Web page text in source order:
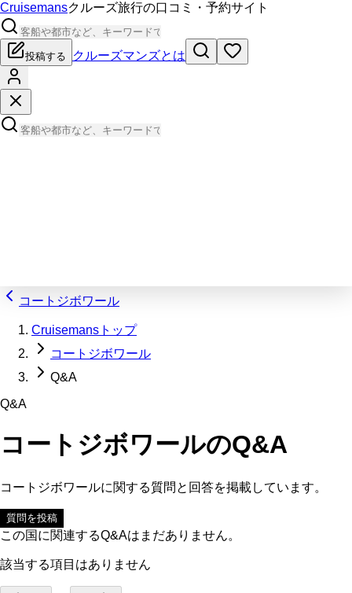
Cruisemansクルーズ旅行の口コミ・予約サイト
投稿する クルーズマンズとは
コートジボワール
Cruisemansトップ
コートジボワール
Q&A
Q&A
コートジボワールのQ&A
コートジボワールに関する質問と回答を掲載しています。
質問を投稿
この国に関連するQ&Aはまだありません。
該当する項目はありません